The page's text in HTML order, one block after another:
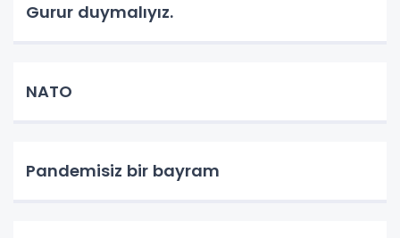
Gurur duymalıyız.
NATO
Pandemisiz bir bayram